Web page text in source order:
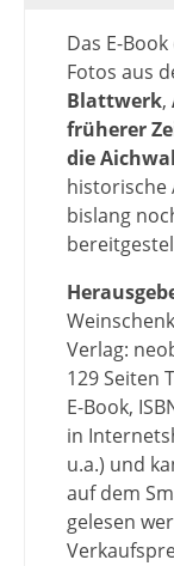
Das E-
Fotos aus
Blattwerk,
früherer
die
historische
bislang
Weinschenk
Verlag:
129 Seiten
E-Book,
in
u.a.) und
auf dem
gelesen